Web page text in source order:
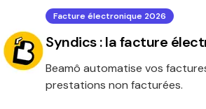
Facture électronique 2026
Syndics : la facture
Beamô automatise vos
prestations non facturées.